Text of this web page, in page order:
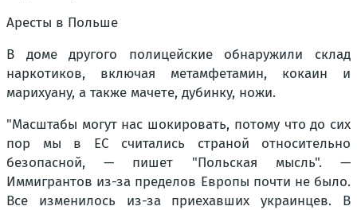
Аресты в Польше
В доме другого полицейские обнаружили склад
наркотиков, включая метамфетамин, кокаин и
марихуану, а также мачете, дубинку, ножи.
"Масштабы могут нас шокировать, потому что до сих
пор мы в ЕС считались страной относительно
безопасной, — пишет "Польская мысль". —
Иммигрантов из-за пределов Европы почти не было.
Все изменилось из-за приехавших украинцев. В